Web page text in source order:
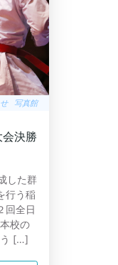
写真館
決勝
した群
行う稲
回全日
校の
う […]